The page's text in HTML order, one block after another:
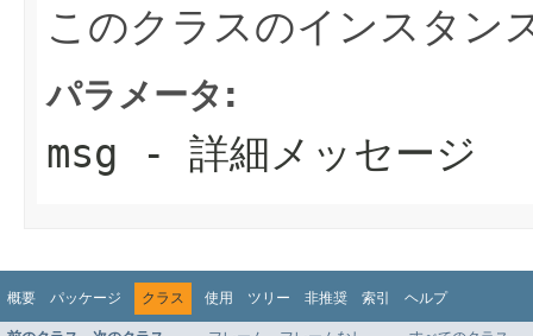
このクラスのインスタン
パラメータ:
msg - 詳細メッセージ
概要 パッケージ クラス 使用 ツリー 非推奨 索引 ヘルプ